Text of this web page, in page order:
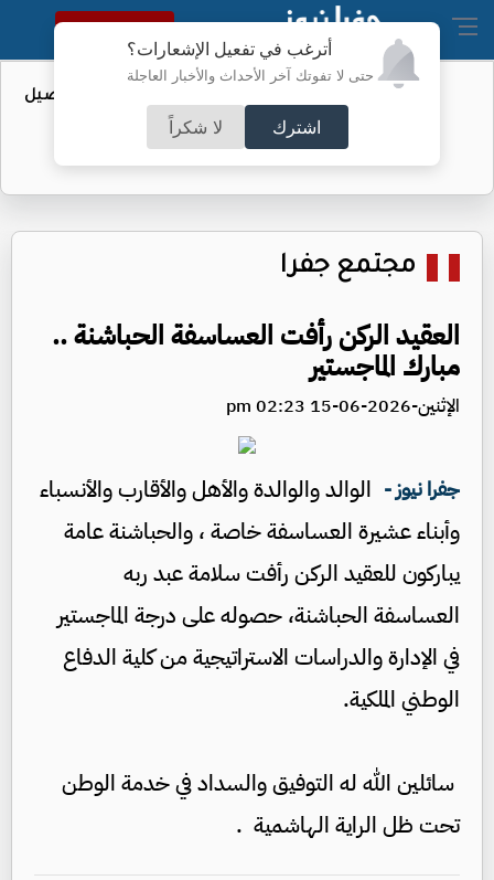
أترغب في تفعيل الإشعارات؟
حتى لا تفوتك آخر الأحداث والأخبار العاجلة
اشترك لا شكراً
النسخة الكاملة
عطاء حكومي لتعزيز مخزون النفط - تفاصيل
مجتمع جفرا
العقيد الركن رأفت العساسفة الحباشنة ..
مبارك الماجستير
الإثنين-2026-06-15 02:23 pm
جفرا نيوز - الوالد والوالدة والأهل والأقارب والأنسباء
وأبناء عشيرة العساسفة خاصة ، والحباشنة عامة
يباركون للعقيد الركن رأفت سلامة عبد ربه
العساسفة الحباشنة، حصوله على درجة الماجستير
في الإدارة والدراسات الاستراتيجية من كلية الدفاع
الوطني الملكية.
سائلين الله له التوفيق والسداد في خدمة الوطن
تحت ظل الراية الهاشمية .